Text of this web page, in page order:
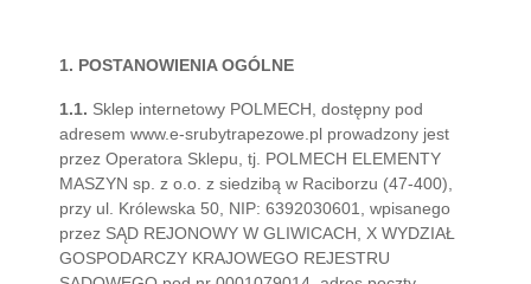
1. POSTANOWIENIA OGÓLNE
1.1. Sklep internetowy POLMECH, dostępny pod
adresem www.e-srubytrapezowe.pl prowadzony jest
przez Operatora Sklepu, tj. POLMECH ELEMENTY
MASZYN sp. z o.o. z siedzibą w Raciborzu (47-400),
przy ul. Królewska 50, NIP: 6392030601, wpisanego
przez SĄD REJONOWY W GLIWICACH, X WYDZIAŁ
GOSPODARCZY KRAJOWEGO REJESTRU